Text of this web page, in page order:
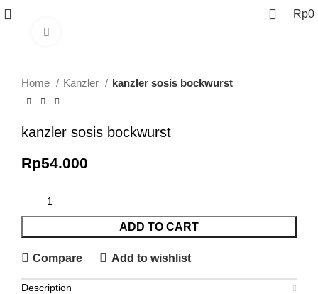
Rp0
Home Kanzler kanzler sosis bockwurst
kanzler sosis bockwurst
Rp54.000
ADD TO CART
Compare Add to wishlist
Description